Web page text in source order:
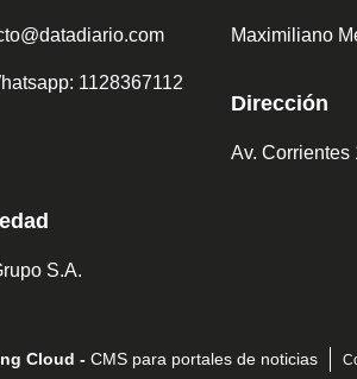
1128367112
S.A.
Maximiliano
Dirección
Av. Corrientes
Cloud - CMS para portales de noticias